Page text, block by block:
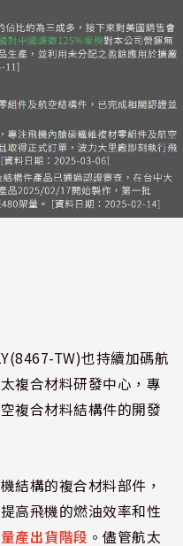
TW)也持續加碼航
複合材料研發中心，專
複合材料結構件的開發
結構的複合材料部件，
高飛機的燃油效率和性
產出貨階段 。儘管航太